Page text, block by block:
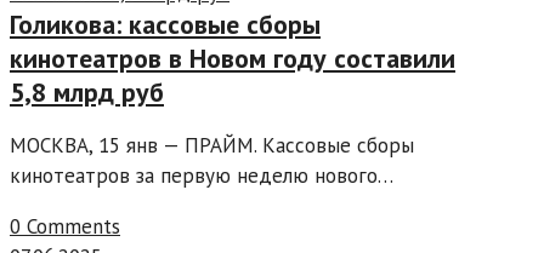
Голикова: кассовые сборы
кинотеатров в Новом году составили
5,8 млрд руб
МОСКВА, 15 янв — ПРАЙМ. Кассовые сборы
кинотеатров за первую неделю нового…
0 Comments